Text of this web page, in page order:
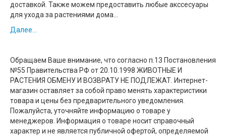
доставкой. Также можем предоставить любые акссесуары
для ухода за растениями дома...
Далее...
Обращаем Ваше внимание, что согласно п.13 Постановления
№55 Правительства РФ от 20.10.1998 ЖИВОТНЫЕ И
РАСТЕНИЯ ОБМЕНУ И ВОЗВРАТУ НЕ ПОДЛЕЖАТ. Интернет-
магазин оставляет за собой право менять характеристики
товара и цены без предварительного уведомления.
Пожалуйста, уточняйте информацию о товаре у
менеджеров. Информация о товаре носит справочный
характер и не является публичной офертой, определяемой